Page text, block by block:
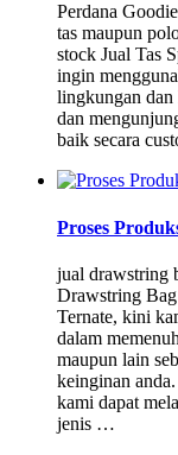
Perdana
tas maupun
stock Jual Tas
ingin
lingkungan dan
dan
baik secara
Proses
jual drawstring
Drawstring
Ternate, kini
dalam
maupun lain
keinginan
kami dapat
jenis …